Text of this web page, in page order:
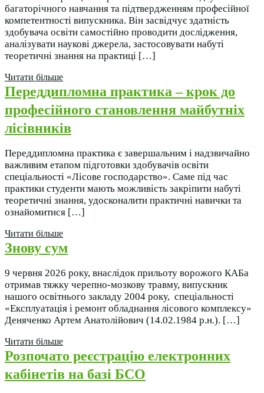
багаторічного навчання та підтвердженням професійної
компетентності випускника. Він засвідчує здатність
здобувача освіти самостійно проводити дослідження,
аналізувати наукові джерела, застосовувати набуті
теоретичні знання на практиці […]
Читати більше
Переддипломна практика – крок до
професійного становлення майбутніх
лісівників
Переддипломна практика є завершальним і надзвичайно
важливим етапом підготовки здобувачів освіти
спеціальності «Лісове господарство». Саме під час
практики студенти мають можливість закріпити набуті
теоретичні знання, удосконалити практичні навички та
ознайомитися […]
Читати більше
Знову сум
9 червня 2026 року, внаслідок прильоту ворожого КАБа
отримав тяжку черепно-мозкову травму, випускник
нашого освітнього закладу 2004 року, спеціальності
«Експлуатація і ремонт обладнання лісового комплексу»
Деняченко Артем Анатолійович (14.02.1984 р.н.). […]
Читати більше
Розпочато реєстрацію електронних
кабінетів на базі БСО